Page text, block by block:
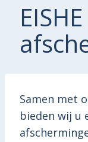
Samen met
bieden wij u